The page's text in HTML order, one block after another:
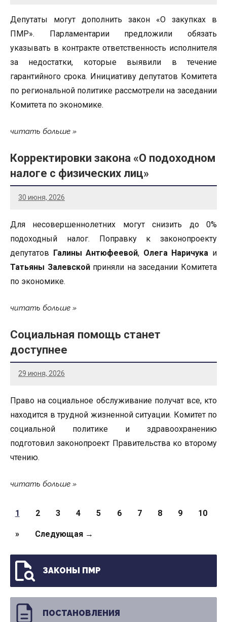
Депутаты могут дополнить закон «О закупках в
ПМР». Парламентарии предложили обязать
указывать в контракте ответственность исполнителя
за недостатки, которые выявили в течение
гарантийного срока. Инициативу депутатов Комитета
по региональной политике рассмотрели на заседании
Комитета по экономике.
читать больше
Корректировки закона «О подоходном
налоге с физических лиц»
30 июня, 2026
Для несовершеннолетних могут снизить до 0%
подоходный налог. Поправку к законопроекту
депутатов Галины Антюфеевой, Олега Наричука и
Татьяны Залевскойприняли на заседании Комитета
по экономике.
читать больше
Социальная помощь станет
доступнее
29 июня, 2026
Право на социальное обслуживание получат все, кто
находится в трудной жизненной ситуации. Комитет по
социальной политике и здравоохранению
подготовил законопроект Правительства ко второму
чтению.
читать больше
Страницы
1 2 3 4 5 6 7 8 9 10
» Следующая →
ЗАКОНЫ ПМР
ПОСТАНОВЛЕНИЯ